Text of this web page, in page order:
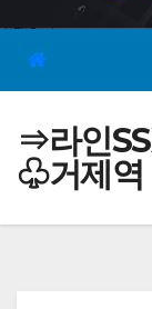
⇒라인
♧거제역